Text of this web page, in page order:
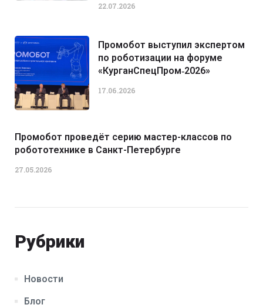
22.07.2026
Промобот выступил экспертом
по роботизации на форуме
«КурганСпецПром‑2026»
17.06.2026
Промобот проведёт серию мастер-классов по
робототехнике в Санкт-Петербурге
27.05.2026
Рубрики
Новости
Блог